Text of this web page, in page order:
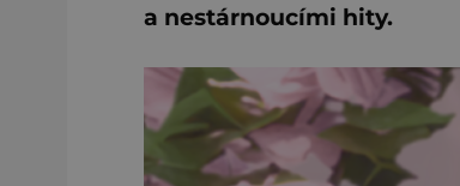
a nestárnoucími hity.